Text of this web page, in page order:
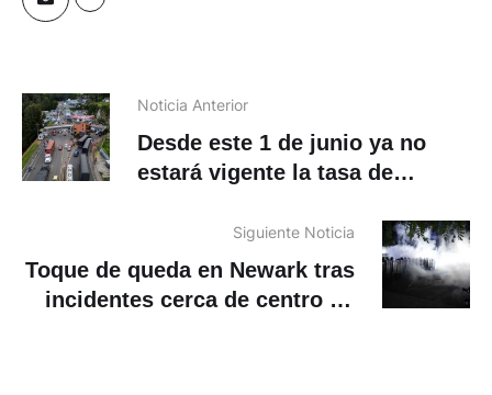
Noticia Anterior
Desde este 1 de junio ya no
estará vigente la tasa de
Gobierno de Ecuador a
Colombia
Siguiente Noticia
Toque de queda en Newark tras
incidentes cerca de centro de